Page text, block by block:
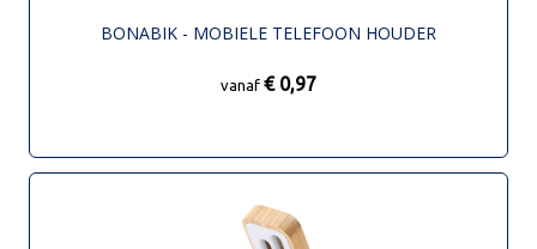
BONABIK - MOBIELE TELEFOON HOUDER
vanaf € 0,97